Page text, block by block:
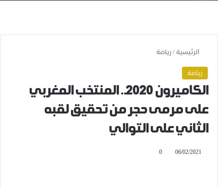
الرئيسية/رياضة
رياضة
الكاميرون 2020.. المنتخب المغربي
على مرمى حجر من تحقيق لقبه
الثاني على التوالي
06/02/2021
0